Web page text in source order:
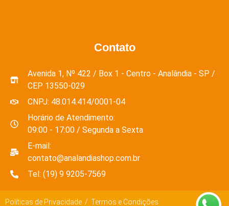
Contato
Avenida 1, Nº 422 / Box 1 - Centro - Analândia - SP /
CEP 13550-029
CNPJ: 48.014.414/0001-04
Horário de Atendimento:
09:00 - 17:00 / Segunda a Sexta
E-mail:
contato@analandiashop.com.br
Tel: (19) 9 9205-7569
Políticas de Privacidade / Termos e Condições